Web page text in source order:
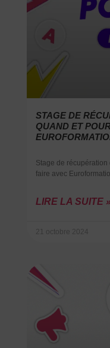
STAGE DE
QUAND ET
Stage de
faire avec
LIRE LA SUITE »
21 octobre 2024